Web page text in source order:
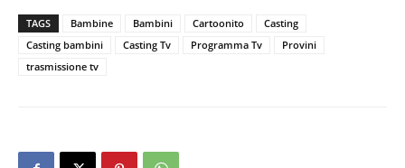
TAGS Bambine Bambini Cartoonito
Casting
Casting bambini
Casting Tv Programma Tv
Provini
trasmissione tv